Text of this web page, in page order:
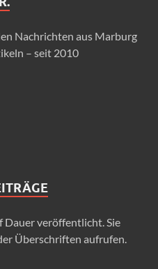
Nachrichten aus Marburg
– seit 2010
Dauer veröffentlicht. Sie
Überschriften aufrufen.